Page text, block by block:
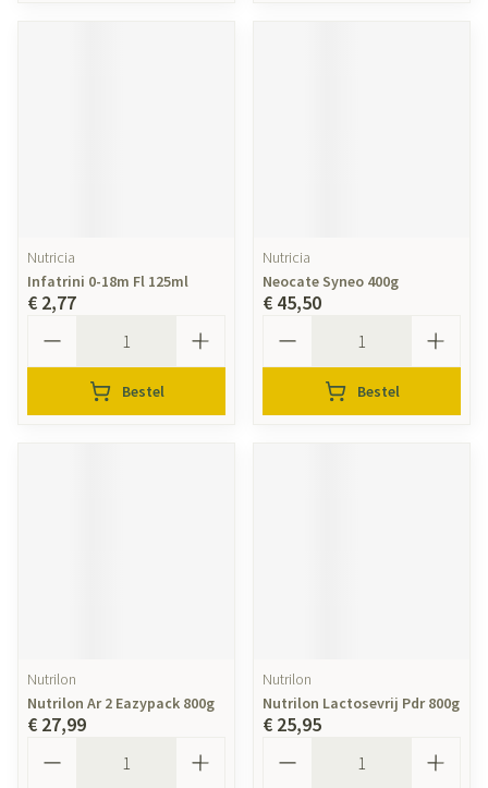
Nutricia
Infatrini 0-18m Fl 125ml
€ 2,77
Bestel
Nutricia
Neocate Syneo 400g
€ 45,50
Bestel
Nutrilon
Nutrilon Ar 2 Eazypack 800g
€ 27,99
Nutrilon
Nutrilon Lactosevrij Pdr 800g
€ 25,95